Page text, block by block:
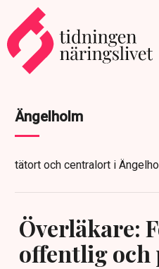
Ängelholm
tätort och centralort i
Överläkare:
offentlig och